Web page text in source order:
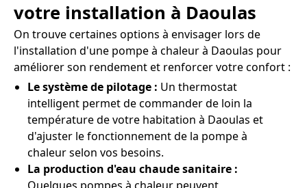
votre installation à Daoulas
On trouve certaines options à envisager lors de
l'installation d'une pompe à chaleur à Daoulas pour
améliorer son rendement et renforcer votre confort :
Le système de pilotage : Un thermostat
intelligent permet de commander de loin la
température de votre habitation à Daoulas et
d'ajuster le fonctionnement de la pompe à
chaleur selon vos besoins.
La production d'eau chaude sanitaire :